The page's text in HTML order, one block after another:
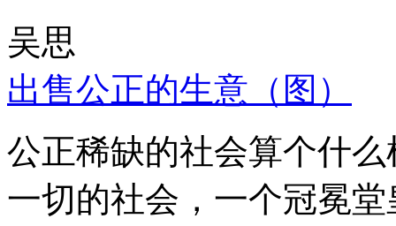
吴思
出售公正的生意（图）
公正稀缺的社会算个什
一切的社会，一个冠冕